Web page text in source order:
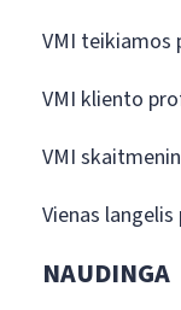
VMI teikiamos
VMI kliento
VMI
Vienas
NAUDINGA